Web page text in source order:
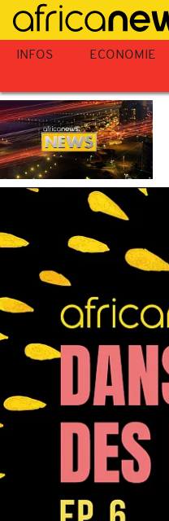
Passer
au
contenu
INFOS ECONOMIE